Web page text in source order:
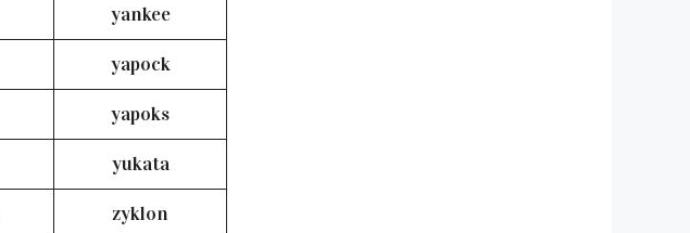
yankee
yapock
yapoks
yukata
zyklon